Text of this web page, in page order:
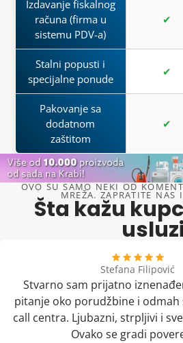
Izdavanje fiskalnog
računa (firma u
sistemu PDV-a)
✔
Stalni popusti i
specijalne ponude
✔
Pakovanje sa
dodatnom
zaštitom
✔
OVO SU SAMO NEKI OD
MREŽA. ZAPRATITE NAS
Šta kažu
usluzi
Stefana Filipović
Stvarno sam prijatno
pitanje oko porudžbine i odmah
call centra. Ljubazni, strpljivi i
Ovako se gradi